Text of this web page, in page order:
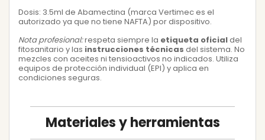
Dosis: 3.5ml de Abamectina (marca Vertimec es el
autorizado ya que no tiene NAFTA) por dispositivo.
Nota profesional:respeta siempre la etiqueta oficialdel
fitosanitario y las instrucciones técnicas del sistema. No
mezcles con aceites ni tensioactivos no indicados. Utiliza
equipos de protección individual (EPI) y aplica en
condiciones seguras.
Materiales y herramientas